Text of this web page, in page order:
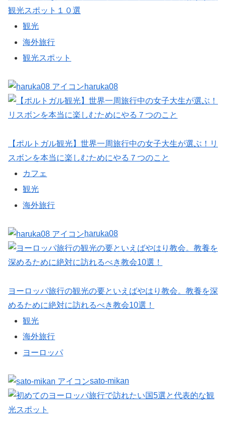
観光スポット１０選
観光
海外旅行
観光スポット
haruka08
【ポルトガル観光】世界一周旅行中の女子大生が選ぶ！リ
スボンを本当に楽しむためにやる７つのこと
カフェ
観光
海外旅行
haruka08
ヨーロッパ旅行の観光の要といえばやはり教会。教養を深
めるために絶対に訪れるべき教会10選！
観光
海外旅行
ヨーロッパ
sato-mikan